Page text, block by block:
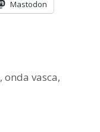
Mastodon
,onda vasca,